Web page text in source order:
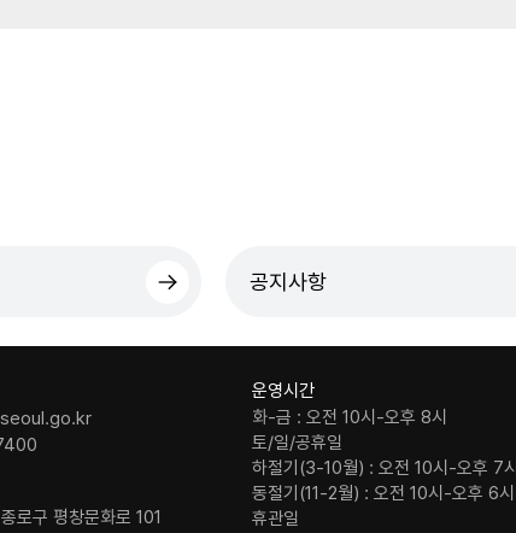
공지사항
로구 평창문화로 101
운영시간
화-금 : 오전 10시-오후 8시
토/일/공휴일
하절기(3-10월) : 오전 10시-오후 7시
동절기(11-2월) : 오전 10시-오후 6시
휴관일